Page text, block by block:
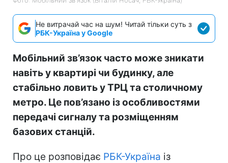
Не витрачай час на шум! Читай тільки суть з
РБК-Україна у Google
Мобільний зв’язок часто може зникати
навіть у квартирі чи будинку, але
стабільно ловить у ТРЦ та столичному
метро. Це пов’язано із особливостями
передачі сигналу та розміщенням
базових станцій.
Про це розповідає РБК-Україна із